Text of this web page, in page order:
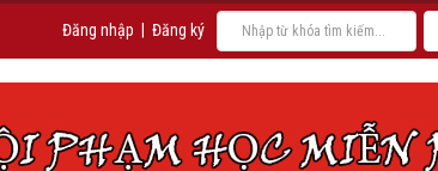
Đăng nhập Đăng ký